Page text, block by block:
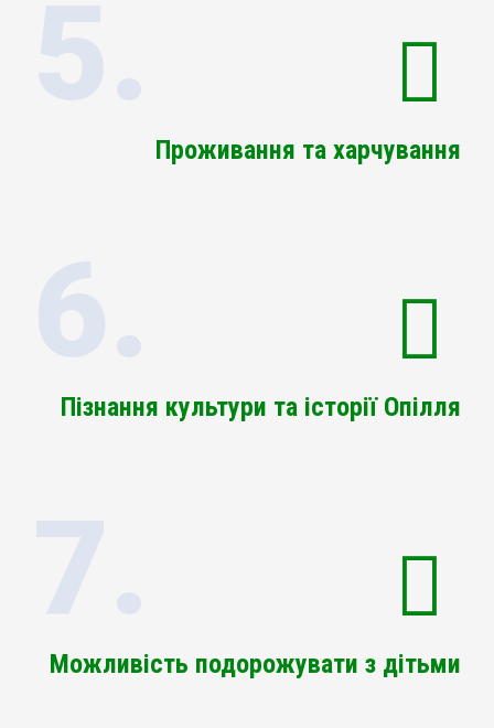
Проживання та харчування
Пізнання культури та історії Опілля
Можливість подорожувати з дітьми